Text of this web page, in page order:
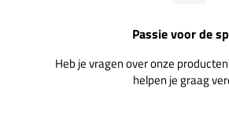
Passie voor de
Heb je vragen over onze
helpen je graag